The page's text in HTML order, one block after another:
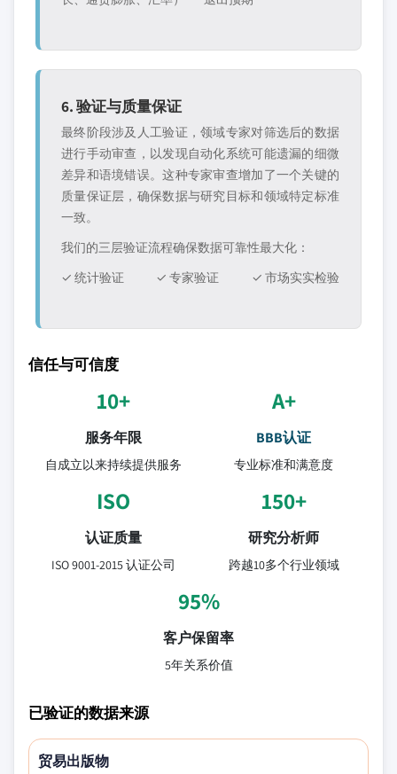
6. 验证与质量保证
最终阶段涉及人工验证，领域专家对筛选后的数据
进行手动审查，以发现自动化系统可能遗漏的细微
差异和语境错误。这种专家审查增加了一个关键的
质量保证层，确保数据与研究目标和领域特定标准
一致。
我们的三层验证流程确保数据可靠性最大化：
✓ 统计验证
✓ 专家验证 ✓ 市场实实检验
信任与可信度
10+
服务年限
自成立以来持续提供服务
A+
BBB认证
专业标准和满意度
ISO
认证质量
ISO 9001-2015 认证公司
150+
研究分析师
跨越10多个行业领域
95%
客户保留率
5年关系价值
已验证的数据来源
贸易出版物